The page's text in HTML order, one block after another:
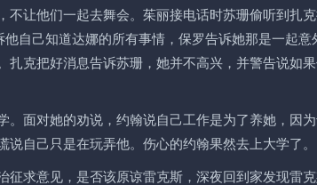
让他们一起去舞会。茱丽接电话时苏珊偷听到扎
自己知道达娜的所有事情，保罗告诉她那是一起意
克把好消息告诉苏珊，她并不高兴，并警告说如
面对她的劝说，约翰说自己工作是为了养她，因
自己只是在玩弄他。伤心的约翰果然去上大学了。
求意见，是否该原谅雷克斯，深夜回到家发现雷